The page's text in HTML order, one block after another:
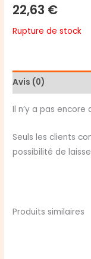
22,63 €
Rupture de stock
Avis (0)
Il n’y a pas encore
Seuls les clients
possibilité de
Produits similaires